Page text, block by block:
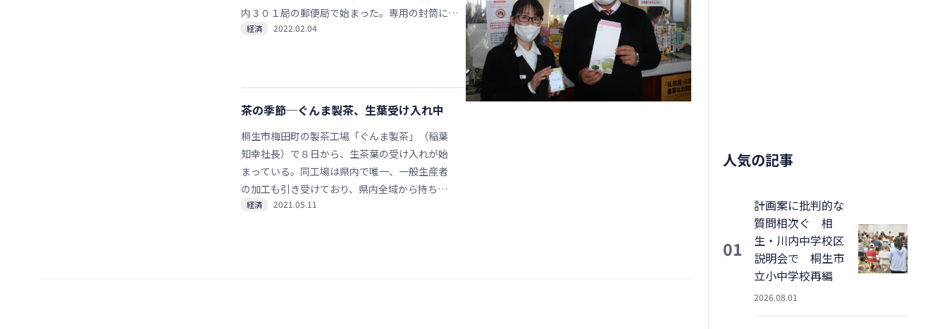
内３０１局の郵便局で始まった。専用の封筒に手
紙とともにパウダータイプの桑茶を同封すること
経済 2022.02.04
茶の季節─ぐんま製茶、生葉受け入れ中
桐生市梅田町の製茶工場「ぐんま製茶」（稲葉
知幸社長）で８日から、生茶葉の受け入れが始
まっている。同工場は県内で唯一、一般生産者
の加工も引き受けており、県内全域から持ち込
まれる。
経済 2021.05.11
人気の記事
01
計画案に批判的な
質問相次ぐ 相
生・川内中学校区
説明会で 桐生市
立小中学校再編
2026.08.01